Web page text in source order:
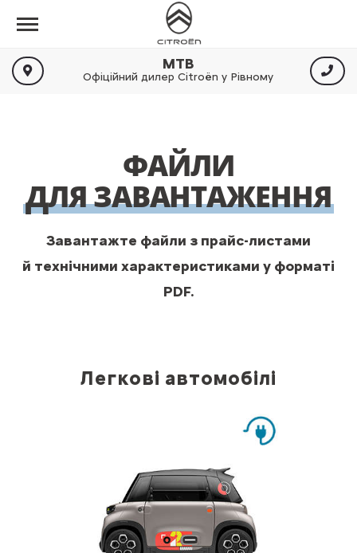
МТВ
Офіційний дилер Citroën у Рівному
ФАЙЛИ
ДЛЯ ЗАВАНТАЖЕННЯ
Завантажте файли з прайс-листами
й технічними характеристиками у форматі
PDF.
Легкові автомобілі